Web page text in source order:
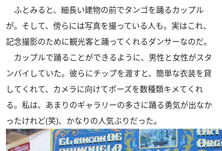
ふとみると、細長い建物の前でタンゴを踊るカップル
が。そして、傍らには写真を撮っている人も。実はこれ、
記念撮影のために観光客と踊ってくれるダンサーなのだ。
カップルで踊ることができるように、男性と女性がスタ
ンバイしていた。彼らにチップを渡すと、簡単な衣装を貸
してくれて、カメラに向けてポーズを数種類キメてくれ
る。私は、あまりのギャラリーの多さに踊る勇気が出なか
ったけれど(笑)、かなりの人気ぶりだった。